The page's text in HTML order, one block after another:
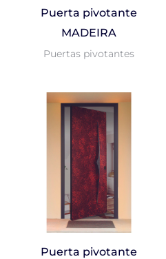
Puerta pivotante
MADEIRA
Puertas pivotantes
Puerta pivotante